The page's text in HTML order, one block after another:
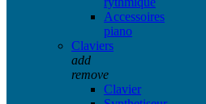
Accessoires
piano
Claviers
add
remove
Clavier